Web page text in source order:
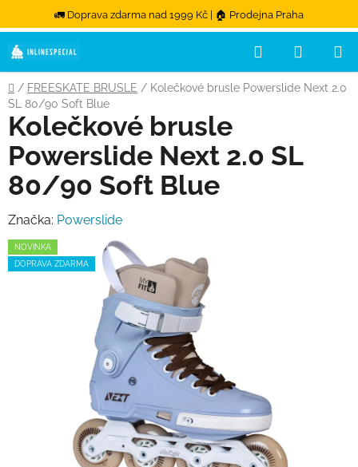
🚛 Doprava zdarma nad 1999 Kč | 🏠 Prodejna Praha
Přejít na obsah
Hledat
Domů
/ FREESKATE BRUSLE / Kolečkové brusle Powerslide Next 2.0
SL 80/90 Soft Blue
Kolečkové brusle
Powerslide Next 2.0 SL
80/90 Soft Blue
Značka: Powerslide
NOVINKA
DOPRAVA ZDARMA